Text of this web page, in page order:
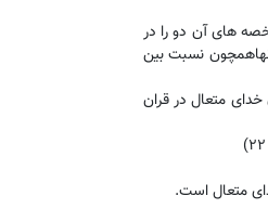
های آن دو را در
نسبت بین
خدای متعال در قران
متعال است.